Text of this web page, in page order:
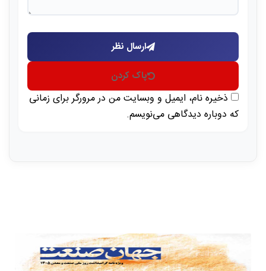
ارسال نظر
پاک کردن
ذخیره نام، ایمیل و وبسایت من در مرورگر برای زمانی
که دوباره دیدگاهی می‌نویسم.